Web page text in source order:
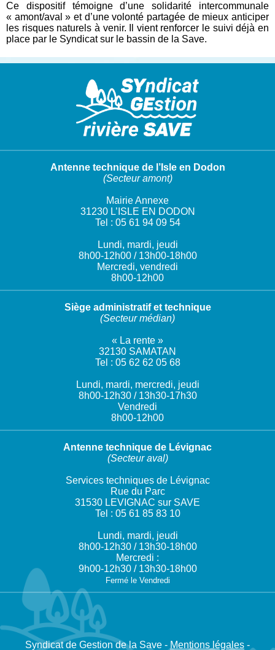
Ce dispositif témoigne d’une solidarité intercommunale
« amont/aval » et d’une volonté partagée de mieux anticiper
les risques naturels à venir. Il vient renforcer le suivi déjà en
place par le Syndicat sur le bassin de la Save.
Antenne technique de l’Isle en Dodon
(Secteur amont)
Mairie Annexe
31230 L’ISLE EN DODON
Tel : 05 61 94 09 54
Lundi, mardi, jeudi
8h00-12h00 / 13h00-18h00
Mercredi, vendredi
8h00-12h00
Siège administratif et technique
(Secteur médian)
« La rente »
32130 SAMATAN
Tel : 05 62 62 05 68
Lundi, mardi, mercredi, jeudi
8h00-12h30 / 13h30-17h30
Vendredi
8h00-12h00
Antenne technique de Lévignac
(Secteur aval)
Services techniques de Lévignac
Rue du Parc
31530 LEVIGNAC sur SAVE
Tel : 05 61 85 83 10
Lundi, mardi, jeudi
8h00-12h30 / 13h30-18h00
Mercredi :
9h00-12h30 / 13h30-18h00
Fermé le Vendredi
Syndicat de Gestion de la Save - Mentions légales -